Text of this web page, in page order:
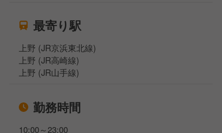
最寄り駅
上野 (JR京浜東北線)
上野 (JR高崎線)
上野 (JR山手線)
勤務時間
10:00～23:00